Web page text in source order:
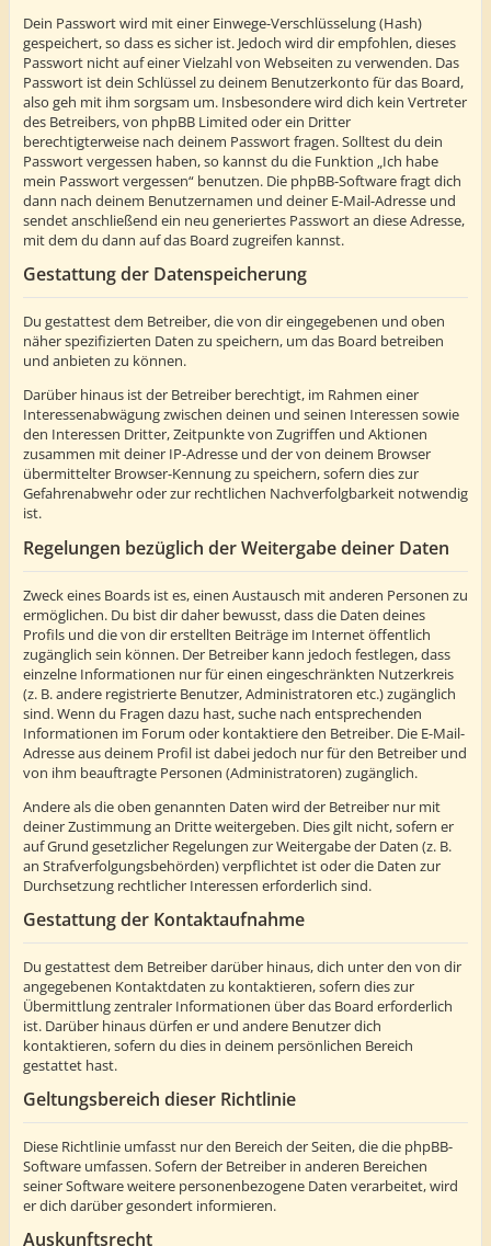
Dein Passwort wird mit einer Einwege-Verschlüsselung (Hash)
gespeichert, so dass es sicher ist. Jedoch wird dir empfohlen, dieses
Passwort nicht auf einer Vielzahl von Webseiten zu verwenden. Das
Passwort ist dein Schlüssel zu deinem Benutzerkonto für das Board,
also geh mit ihm sorgsam um. Insbesondere wird dich kein Vertreter
des Betreibers, von phpBB Limited oder ein Dritter
berechtigterweise nach deinem Passwort fragen. Solltest du dein
Passwort vergessen haben, so kannst du die Funktion „Ich habe
mein Passwort vergessen“ benutzen. Die phpBB-Software fragt dich
dann nach deinem Benutzernamen und deiner E-Mail-Adresse und
sendet anschließend ein neu generiertes Passwort an diese Adresse,
mit dem du dann auf das Board zugreifen kannst.
Gestattung der Datenspeicherung
Du gestattest dem Betreiber, die von dir eingegebenen und oben
näher spezifizierten Daten zu speichern, um das Board betreiben
und anbieten zu können.
Darüber hinaus ist der Betreiber berechtigt, im Rahmen einer
Interessenabwägung zwischen deinen und seinen Interessen sowie
den Interessen Dritter, Zeitpunkte von Zugriffen und Aktionen
zusammen mit deiner IP-Adresse und der von deinem Browser
übermittelter Browser-Kennung zu speichern, sofern dies zur
Gefahrenabwehr oder zur rechtlichen Nachverfolgbarkeit notwendig
ist.
Regelungen bezüglich der Weitergabe deiner Daten
Zweck eines Boards ist es, einen Austausch mit anderen Personen zu
ermöglichen. Du bist dir daher bewusst, dass die Daten deines
Profils und die von dir erstellten Beiträge im Internet öffentlich
zugänglich sein können. Der Betreiber kann jedoch festlegen, dass
einzelne Informationen nur für einen eingeschränkten Nutzerkreis
(z. B. andere registrierte Benutzer, Administratoren etc.) zugänglich
sind. Wenn du Fragen dazu hast, suche nach entsprechenden
Informationen im Forum oder kontaktiere den Betreiber. Die E-Mail-
Adresse aus deinem Profil ist dabei jedoch nur für den Betreiber und
von ihm beauftragte Personen (Administratoren) zugänglich.
Andere als die oben genannten Daten wird der Betreiber nur mit
deiner Zustimmung an Dritte weitergeben. Dies gilt nicht, sofern er
auf Grund gesetzlicher Regelungen zur Weitergabe der Daten (z. B.
an Strafverfolgungsbehörden) verpflichtet ist oder die Daten zur
Durchsetzung rechtlicher Interessen erforderlich sind.
Gestattung der Kontaktaufnahme
Du gestattest dem Betreiber darüber hinaus, dich unter den von dir
angegebenen Kontaktdaten zu kontaktieren, sofern dies zur
Übermittlung zentraler Informationen über das Board erforderlich
ist. Darüber hinaus dürfen er und andere Benutzer dich
kontaktieren, sofern du dies in deinem persönlichen Bereich
gestattet hast.
Geltungsbereich dieser Richtlinie
Diese Richtlinie umfasst nur den Bereich der Seiten, die die phpBB-
Software umfassen. Sofern der Betreiber in anderen Bereichen
seiner Software weitere personenbezogene Daten verarbeitet, wird
er dich darüber gesondert informieren.
Auskunftsrecht